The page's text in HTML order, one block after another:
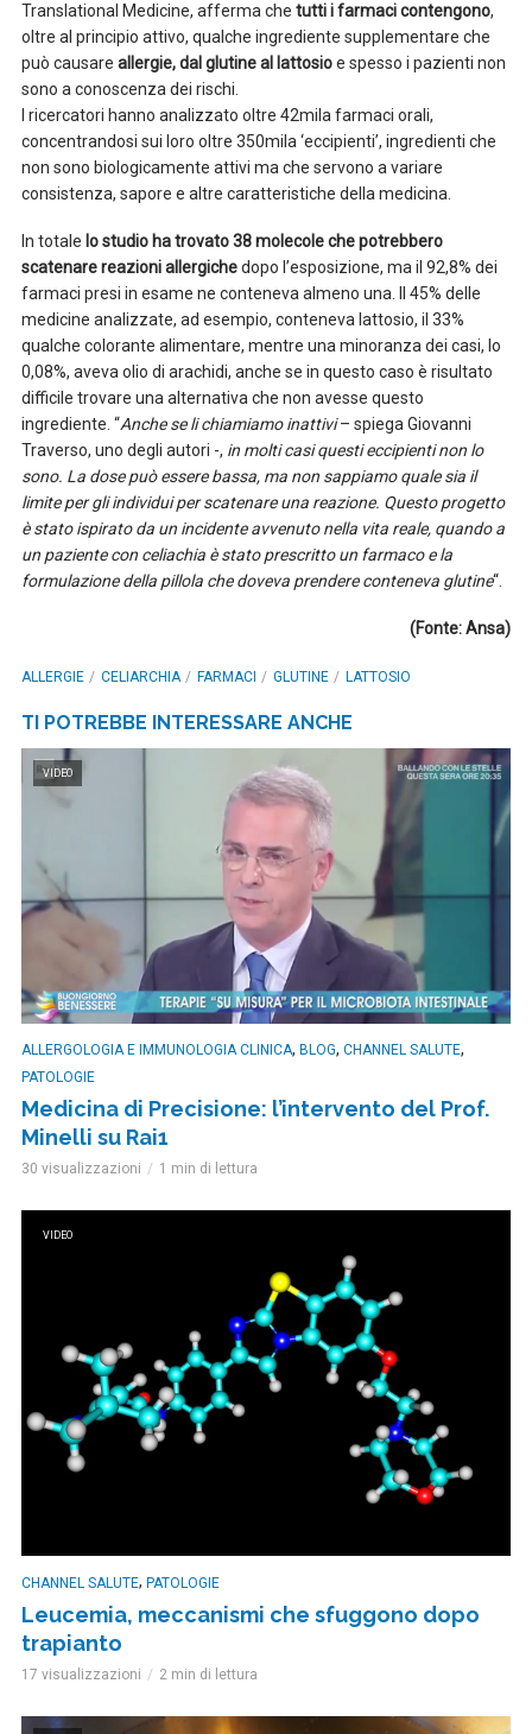
Translational Medicine, afferma che tutti i farmaci contengono,
oltre al principio attivo, qualche ingrediente supplementare che
può causare allergie, dal glutine al lattosioe spesso i pazienti non
sono a conoscenza dei rischi.
I ricercatori hanno analizzato oltre 42mila farmaci orali,
concentrandosi sui loro oltre 350mila ‘eccipienti’, ingredienti che
non sono biologicamente attivi ma che servono a variare
consistenza, sapore e altre caratteristiche della medicina.
In totale lo studio ha trovato 38 molecoleche potrebbero
scatenare reazioni allergichedopo l’esposizione, ma il 92,8% dei
farmaci presi in esame ne conteneva almeno una. Il 45% delle
medicine analizzate, ad esempio, conteneva lattosio, il 33%
qualche colorante alimentare, mentre una minoranza dei casi, lo
0,08%, aveva olio di arachidi, anche se in questo caso è risultato
difficile trovare una alternativa che non avesse questo
ingrediente. “Anche se li chiamiamo inattivi– spiega Giovanni
Traverso, uno degli autori -, in molti casi questi eccipienti non lo
sono. La dose può essere bassa, ma non sappiamo quale sia il
limite per gli individui per scatenare una reazione. Questo progetto
è stato ispirato da un incidente avvenuto nella vita reale, quando a
un paziente con celiachia è stato prescritto un farmaco e la
formulazione della pillola che doveva prendere conteneva glutine“.
(Fonte: Ansa)
ALLERGIE CELIARCHIA FARMACI GLUTINE LATTOSIO
TI POTREBBE INTERESSARE ANCHE
VIDEO
ALLERGOLOGIA E IMMUNOLOGIA CLINICA, BLOG, CHANNEL SALUTE,
PATOLOGIE
Medicina di Precisione: l’intervento del Prof.
Minelli su Rai1
30 visualizzazioni 1 min di lettura
VIDEO
CHANNEL SALUTE, PATOLOGIE
Leucemia, meccanismi che sfuggono dopo
trapianto
17 visualizzazioni 2 min di lettura